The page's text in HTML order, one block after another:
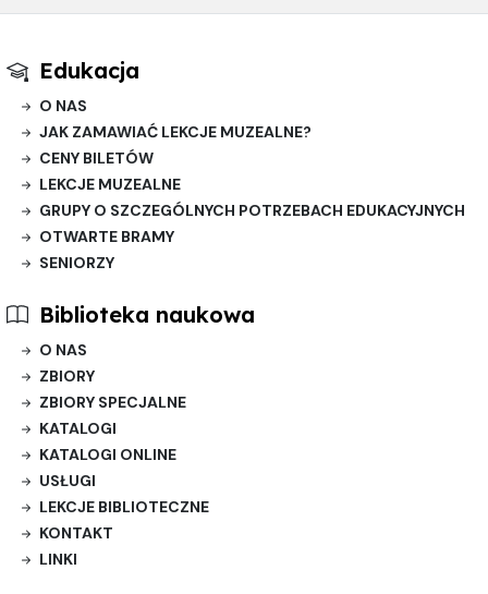
Edukacja
O NAS
JAK ZAMAWIAĆ LEKCJE MUZEALNE?
CENY BILETÓW
LEKCJE MUZEALNE
GRUPY O SZCZEGÓLNYCH POTRZEBACH EDUKACYJNYCH
OTWARTE BRAMY
SENIORZY
Biblioteka naukowa
O NAS
ZBIORY
ZBIORY SPECJALNE
KATALOGI
KATALOGI ONLINE
USŁUGI
LEKCJE BIBLIOTECZNE
KONTAKT
LINKI